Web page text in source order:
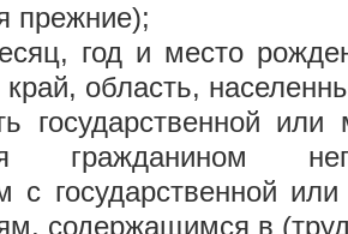
прежние);
год и место
область,
государственной
гражданином
с государственной
содержащимся в